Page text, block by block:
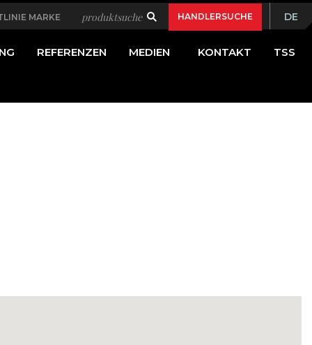
MARKE produktsuche HANDLERSUCHE DE
REFERENZEN MEDIEN KONTAKT TSS